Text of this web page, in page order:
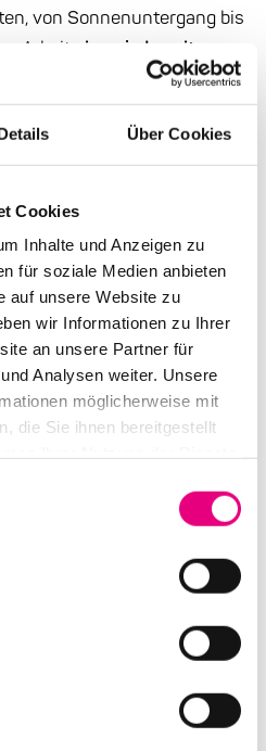
Über Cookies
Cookies
Inhalte und Anzeigen zu
für soziale Medien anbieten
auf unsere Website zu
wir Informationen zu Ihrer
an unsere Partner für
Analysen weiter. Unsere
möglicherweise mit
die Sie ihnen bereitgestellt
von Sonnenuntergang bis
Arbeit
einen jederzeit
mitten in der Stadt. Einen
eine Stimmung von
und Hoffnung entfacht und
versteht sich als Einladung
einzutauchen, das auf
Harmonien erzeugt. „Als
ich es für entscheidend,
die Herzen und Gedanken
öffnen kann, weniger
zu sein.“ Hier kann
Gedanken entdecken.
7:44 betretbar